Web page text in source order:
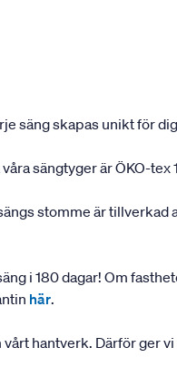
säng skapas unikt för
våra sängtyger är ÖKO-
stomme är tillverkad
i 180 dagar! Om
här.
hantverk. Därför ger